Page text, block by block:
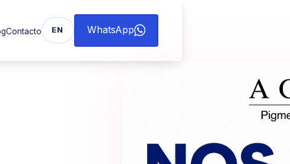
Contacto EN WhatsApp